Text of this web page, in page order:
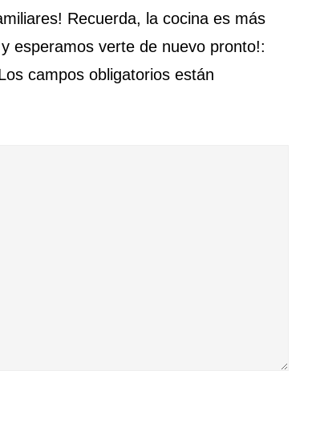
Recuerda, la cocina es más
esperamos verte de nuevo pronto!:
campos obligatorios están